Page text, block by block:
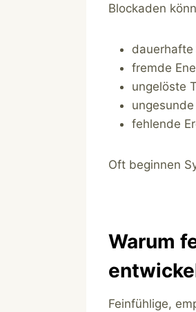
Blockaden
fremde
ungelöste
fehlende
Oft beginnen
Warum
Feinfühlige,